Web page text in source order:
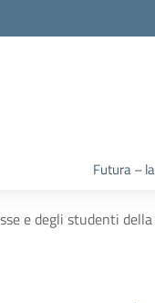
Futura –
e degli studenti